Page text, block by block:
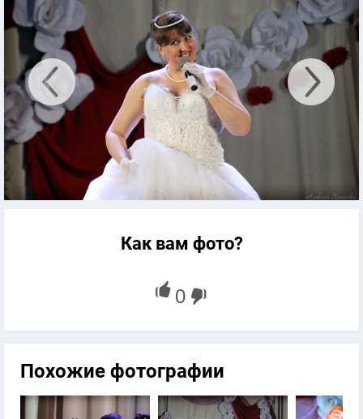
Как вам фото?
Похожие фотографии